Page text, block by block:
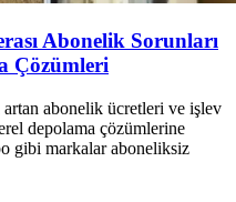
Abonelik Sorunları
Çözümleri
abonelik ücretleri ve işlev
depolama çözümlerine
gibi markalar aboneliksiz